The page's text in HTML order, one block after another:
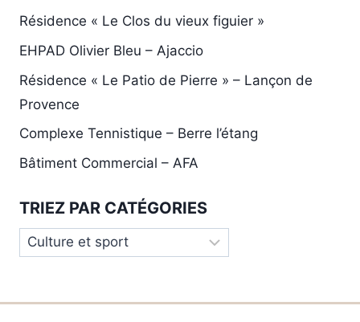
Résidence « Le Clos du vieux figuier »
EHPAD Olivier Bleu – Ajaccio
Résidence « Le Patio de Pierre » – Lançon de
Provence
Complexe Tennistique – Berre l’étang
Bâtiment Commercial – AFA
TRIEZ PAR CATÉGORIES
Triez
par